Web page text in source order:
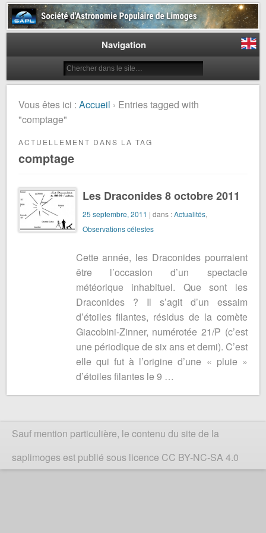
Société d'Astronomie Populaire
de Limoges
Navigation
Vous êtes ici : Accueil › Entries tagged with
"comptage"
ACTUELLEMENT DANS LA TAG
comptage
Les Draconides 8 octobre 2011
25 septembre, 2011 | dans :Actualités,
Observations célestes
Cette année, les Draconides pourraient
être l’occasion d’un spectacle
météorique inhabituel. Que sont les
Draconides ? Il s’agit d’un essaim
d’étoiles filantes, résidus de la comète
Giacobini-Zinner, numérotée 21/P (c’est
une périodique de six ans et demi). C’est
elle qui fut à l’origine d’une « pluie »
d’étoiles filantes le 9 …
Sauf mention particulière, le contenu du site de la
saplimoges est publié sous licence CC BY-NC-SA 4.0